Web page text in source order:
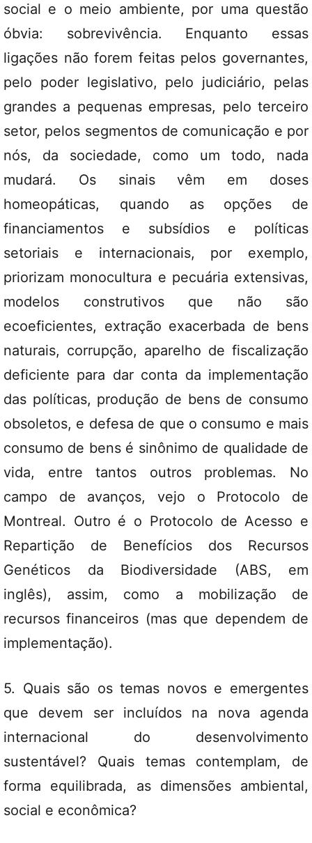
social e o meio ambiente, por uma questão
óbvia: sobrevivência. Enquanto essas
ligações não forem feitas pelos governantes,
pelo poder legislativo, pelo judiciário, pelas
grandes a pequenas empresas, pelo terceiro
setor, pelos segmentos de comunicação e por
nós, da sociedade, como um todo, nada
mudará. Os sinais vêm em doses
homeopáticas, quando as opções de
financiamentos e subsídios e políticas
setoriais e internacionais, por exemplo,
priorizam monocultura e pecuária extensivas,
modelos construtivos que não são
ecoeficientes, extração exacerbada de bens
naturais, corrupção, aparelho de fiscalização
deficiente para dar conta da implementação
das políticas, produção de bens de consumo
obsoletos, e defesa de que o consumo e mais
consumo de bens é sinônimo de qualidade de
vida, entre tantos outros problemas. No
campo de avanços, vejo o Protocolo de
Montreal. Outro é o Protocolo de Acesso e
Repartição de Benefícios dos Recursos
Genéticos da Biodiversidade (ABS, em
inglês), assim, como a mobilização de
recursos financeiros (mas que dependem de
implementação).
5. Quais são os temas novos e emergentes
que devem ser incluídos na nova agenda
internacional do desenvolvimento
sustentável? Quais temas contemplam, de
forma equilibrada, as dimensões ambiental,
social e econômica?